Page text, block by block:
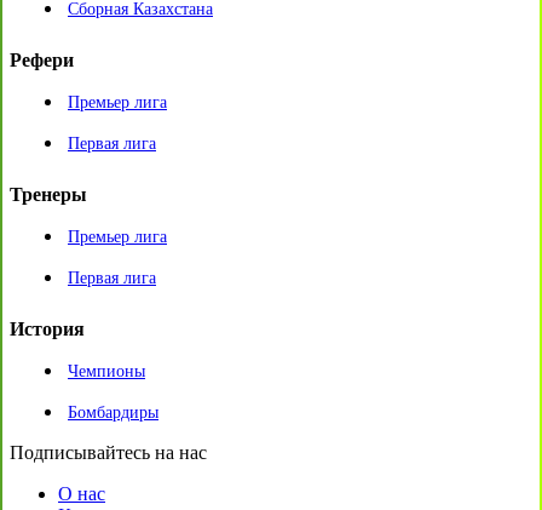
Сборная Казахстана
Рефери
Премьер лига
Первая лига
Тренеры
Премьер лига
Первая лига
История
Чемпионы
Бомбардиры
Подписывайтесь на нас
О нас